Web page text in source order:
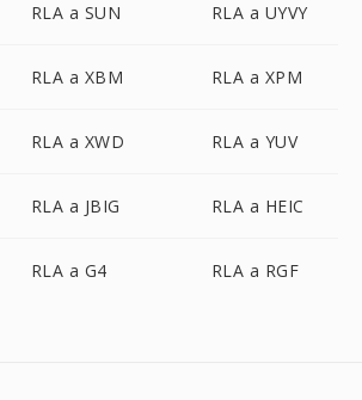
RLA a SUN RLA a UYVY
RLA a XBM RLA a XPM
RLA a XWD RLA a YUV
RLA a JBIG RLA a HEIC
RLA a G4 RLA a RGF